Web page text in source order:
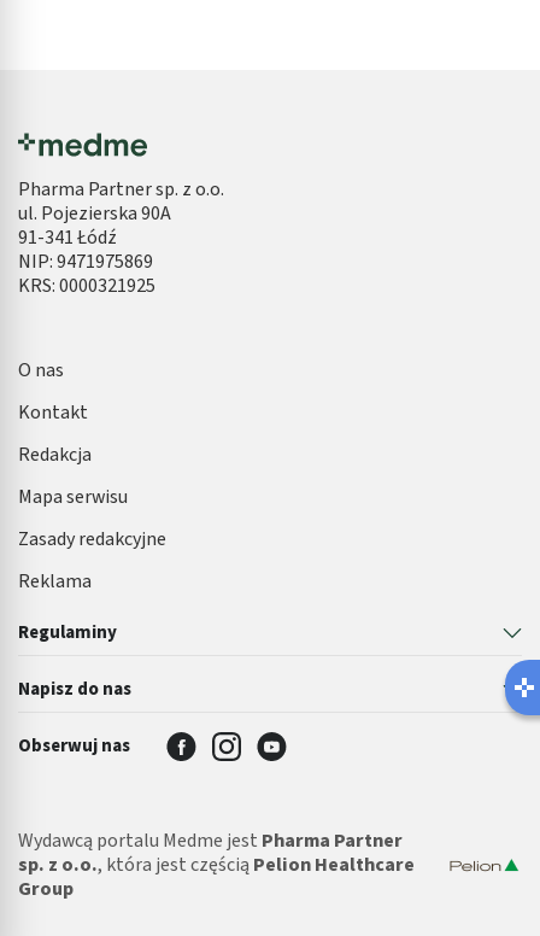
Pharma Partner sp. z o.o.
ul. Pojezierska 90A
91-341 Łódź
NIP: 9471975869
KRS: 0000321925
Regulaminy
Napisz do nas
O nas
Kontakt
Redakcja
Mapa serwisu
Zasady redakcyjne
Reklama
Obserwuj nas
Wydawcą portalu Medme jest Pharma Partner
sp. z o.o., która jest częścią Pelion Healthcare
Group
Latem
Robisz ten